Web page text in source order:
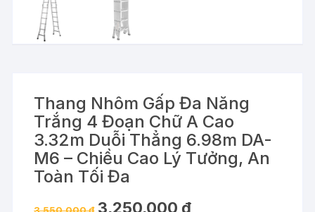
Thang Nhôm Gấp Đa Năng
Trắng 4 Đoạn Chữ A Cao
3.32m Duỗi Thẳng 6.98m DA-
M6 – Chiều Cao Lý Tưởng, An
Toàn Tối Đa
Giá
3,250,000 ₫Giá